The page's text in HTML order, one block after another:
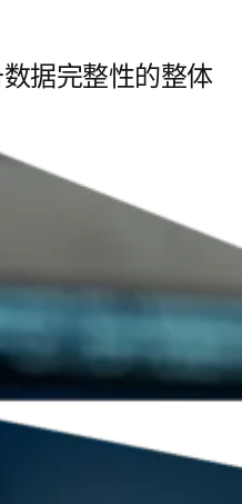
卡/窗口中打开
据完整性的整体